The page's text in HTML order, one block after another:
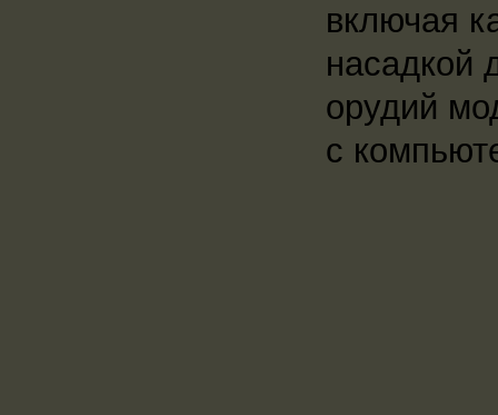
включая
насадкой
орудий
с